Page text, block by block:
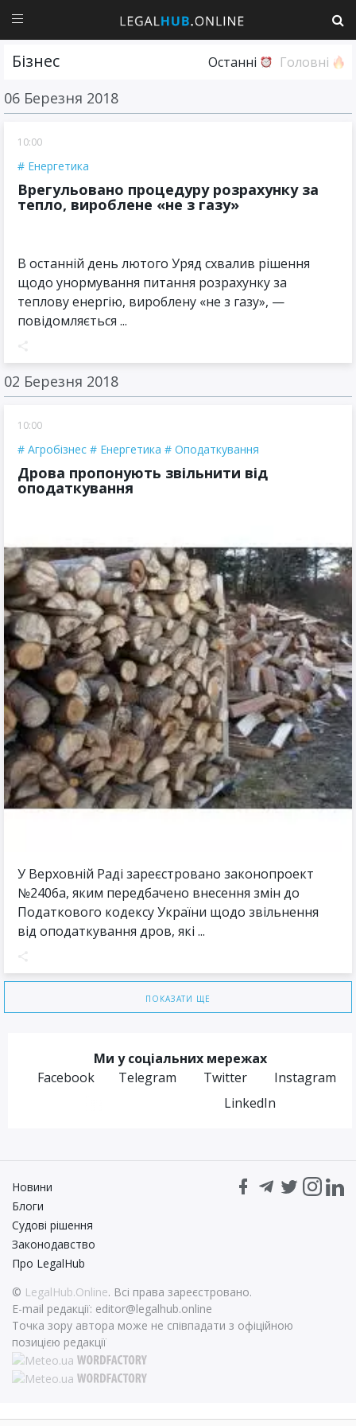
Бізнес Останні Головні
06 Березня 2018
10:00
Енергетика
​Врегульовано процедуру розрахунку за
тепло, вироблене «не з газу»
В останній день лютого Уряд схвалив рішення
щодо унормування питання розрахунку за
теплову енергію, вироблену «не з газу», —
повідомляється ...
02 Березня 2018
10:00
Агробізнес Енергетика Оподаткування
​Дрова пропонують звільнити від
оподаткування
У Верховній Раді зареєстровано законопроект
№2406а, яким передбачено внесення змін до
Податкового кодексу України щодо звільнення
від оподаткування дров, які ...
ПОКАЗАТИ ЩЕ
Ми у соціальних мережах
Facebook
Telegram Twitter
Instagram
LinkedIn
© LegalHub.Online. Всі права зареєстровано.
E-mail редакції: editor@legalhub.online
Точка зору автора може не співпадати з офіційною
позицією редакції
Новини
Блоги
Судові рішення
Законодавство
Про LegalHub